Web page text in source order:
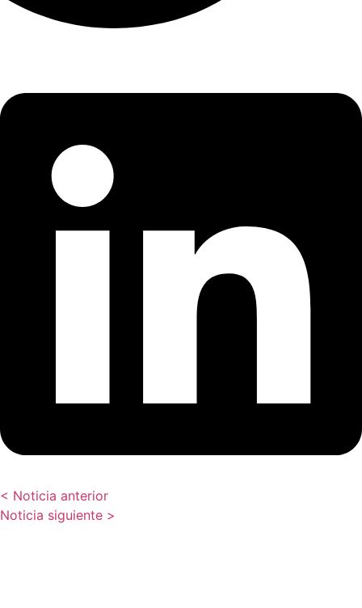
< Noticia anterior
Noticia siguiente >